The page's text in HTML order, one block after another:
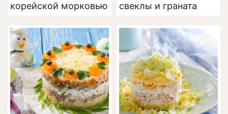
корейской морковью
свеклы и граната